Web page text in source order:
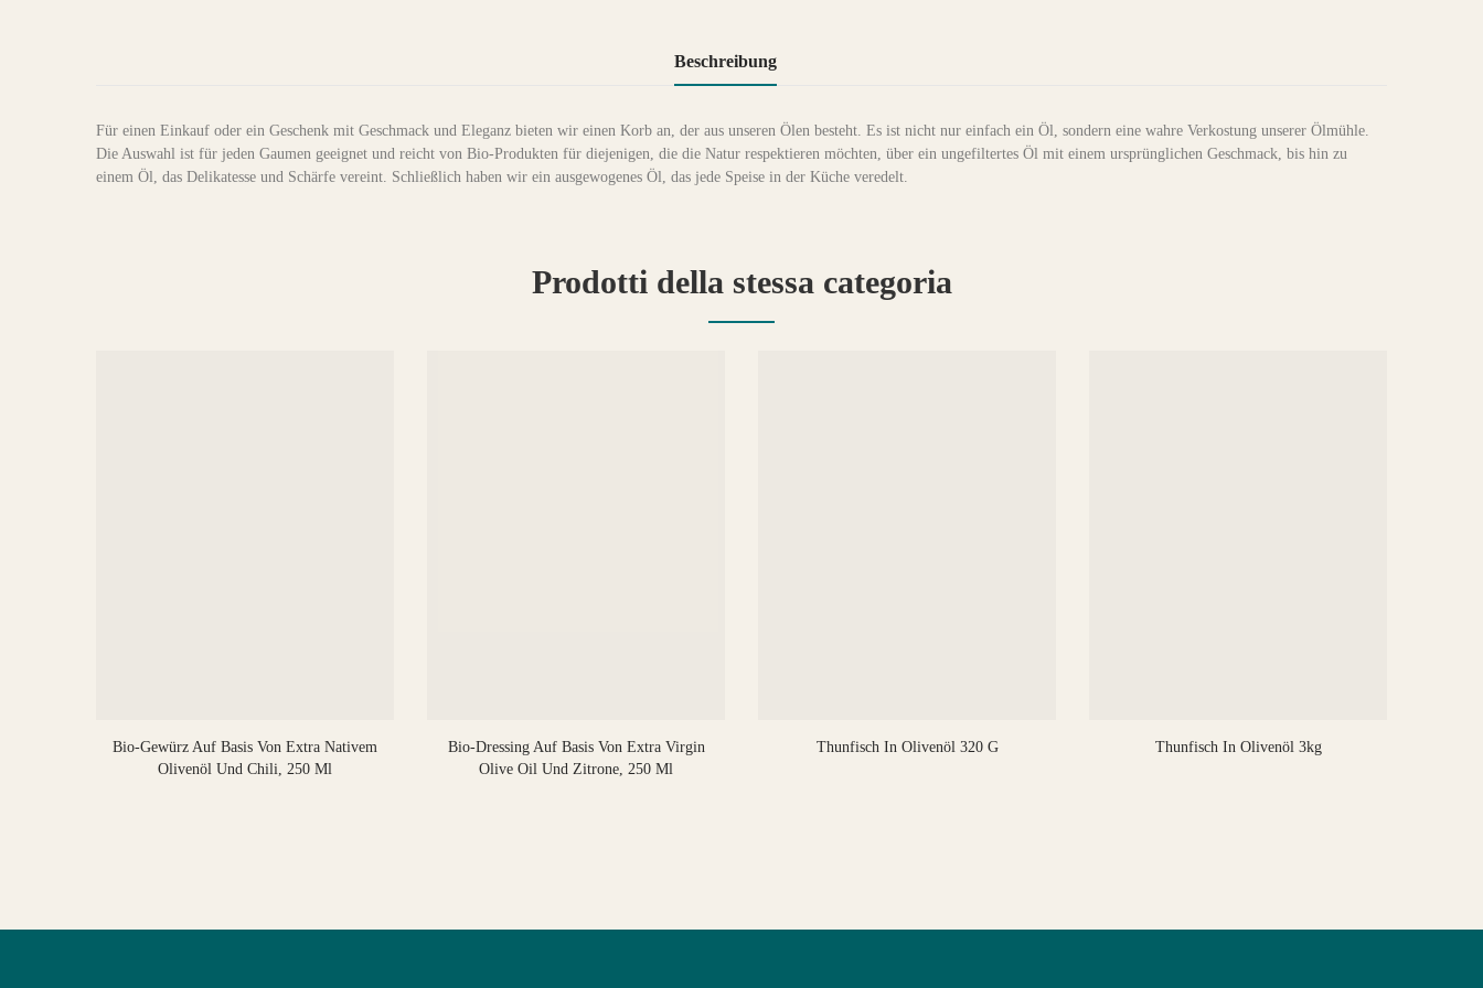
Beschreibung
Für einen Einkauf oder ein Geschenk mit Geschmack und Eleganz bieten wir einen Korb an, der aus unseren Ölen besteht. Es ist nicht nur einfach ein Öl, sondern eine wahre Verkostung unserer Ölmühle.
Die Auswahl ist für jeden Gaumen geeignet und reicht von Bio-Produkten für diejenigen, die die Natur respektieren möchten, über ein ungefiltertes Öl mit einem ursprünglichen Geschmack, bis hin zu
einem Öl, das Delikatesse und Schärfe vereint. Schließlich haben wir ein ausgewogenes Öl, das jede Speise in der Küche veredelt.
Prodotti della stessa categoria
Bio-Gewürz Auf Basis Von Extra Nativem
Olivenöl Und Chili, 250 Ml
Bio-Dressing Auf Basis Von Extra Virgin
Olive Oil Und Zitrone, 250 Ml
Thunfisch In Olivenöl 320 G Thunfisch In Olivenöl 3kg